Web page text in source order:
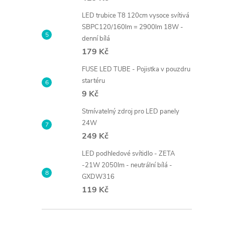
LED trubice T8 120cm vysoce svítivá
SBPC120/160lm = 2900lm 18W -
denní bílá
179 Kč
FUSE LED TUBE - Pojistka v pouzdru
startéru
9 Kč
Stmívatelný zdroj pro LED panely
24W
249 Kč
LED podhledové svítidlo - ZETA
-21W 2050lm - neutrální bílá -
GXDW316
119 Kč